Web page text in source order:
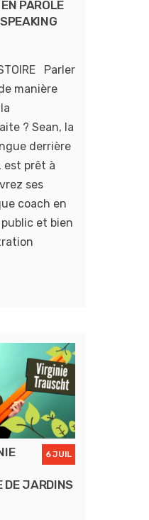
PAROLE
Parler
manière
? Sean, la
derrière
est prêt à
ses
coach en
et bien
6 JUIL
DE JARDINS